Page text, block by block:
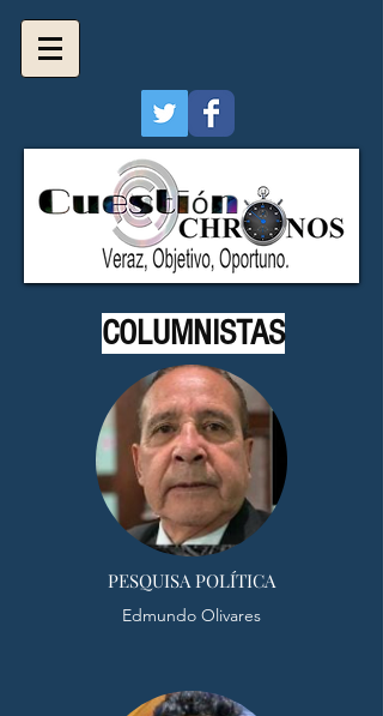
PESQUISA POLÍTICA
Edmundo Olivares
COLUMNISTAS